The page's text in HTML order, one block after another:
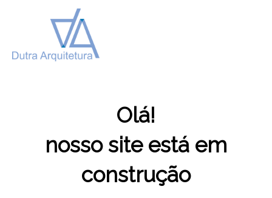
conteúdo
Olá!
nosso site está em
construção